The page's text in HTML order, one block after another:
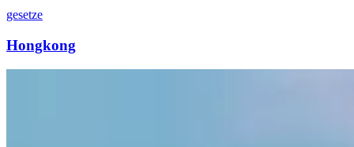
gesetze
Hongkong